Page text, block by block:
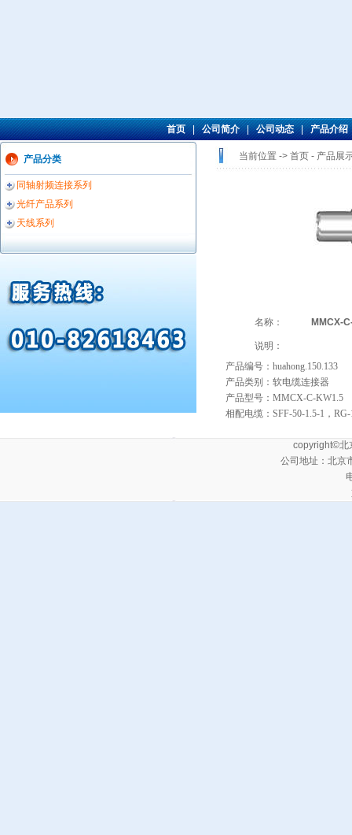
首页|公司简介|公司动态|产品介绍
产品分类
同轴射频连接系列
光纤产品系列
天线系列
当前位置 -> 首页 - 产品展
名称： MMCX-
说明：
产品编号：huahong.150.133
产品类别：软电缆连接器
产品型号：MMCX-C-
相配电缆：SFF-50-1.5-1，
copyright©北
公司地址：北京